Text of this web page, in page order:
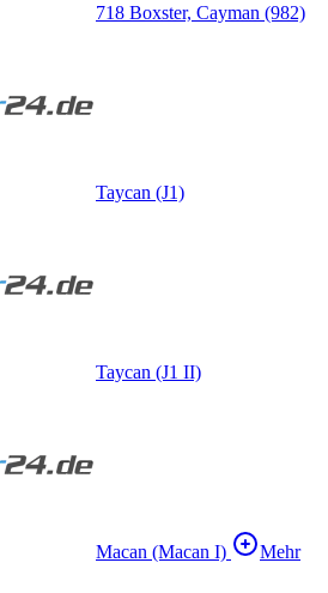
718 Boxster, Cayman (982)
Taycan (J1)
Taycan (J1 II)
Macan (Macan I)
Mehr